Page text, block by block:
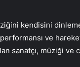
kendisini
ve
sanatçı, müziği ve